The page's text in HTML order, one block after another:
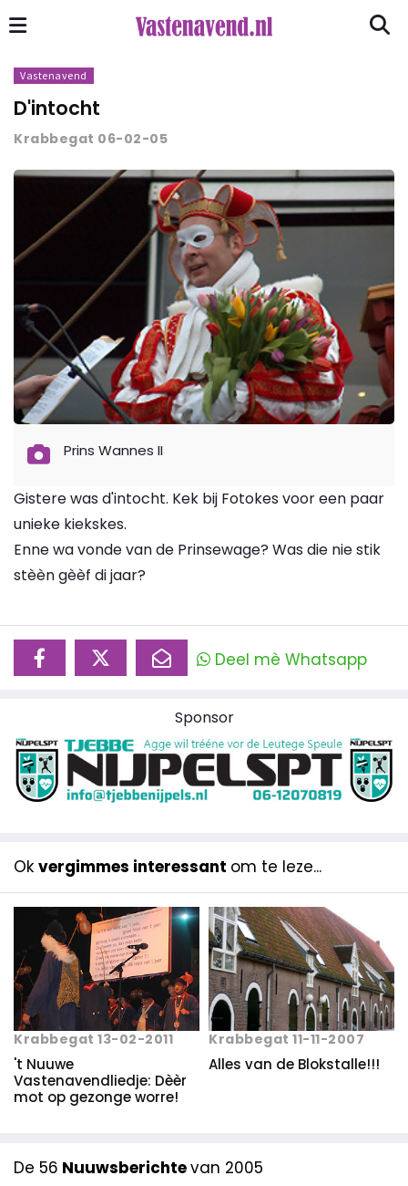
Vastenavend
D'intocht
Krabbegat 06-02-05
Prins Wannes II
Gistere was d'intocht. Kek bij Fotokes voor een paar
unieke kiekskes.
Enne wa vonde van de Prinsewage? Was die nie stik
stèèn gèèf di jaar?
Deel mè Whatsapp
Sponsor
Ok vergimmes interessant om te leze...
Krabbegat 13-02-2011
't Nuuwe
Vastenavendliedje: Dèèr
mot op gezonge worre!
Krabbegat 11-11-2007
Alles van de Blokstalle!!!
De 56 Nuuwsberichtevan 2005